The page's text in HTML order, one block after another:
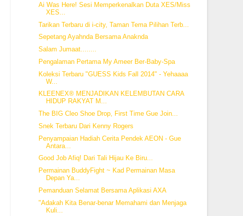
Ai Was Here! Sesi Memperkenalkan Duta XES/Miss
XES...
Tarikan Terbaru di i-city, Taman Tema Pilihan Terb...
Sepetang Ayahnda Bersama Anaknda
Salam Jumaat........
Pengalaman Pertama My Ameer Ber-Baby-Spa
Koleksi Terbaru "GUESS Kids Fall 2014" - Yehaaaa
W...
KLEENEX® MENJADIKAN KELEMBUTAN CARA
HIDUP RAKYAT M...
The BIG Cleo Shoe Drop, First Time Gue Join...
Snek Terbaru Dari Kenny Rogers
Penyampaian Hadiah Cerita Pendek AEON - Gue
Antara...
Good Job Afiq! Dari Tali Hijau Ke Biru...
Permainan BuddyFight ~ Kad Permainan Masa
Depan Ya...
Pemanduan Selamat Bersama Aplikasi AXA
"Adakah Kita Benar-benar Memahami dan Menjaga
Kuli...